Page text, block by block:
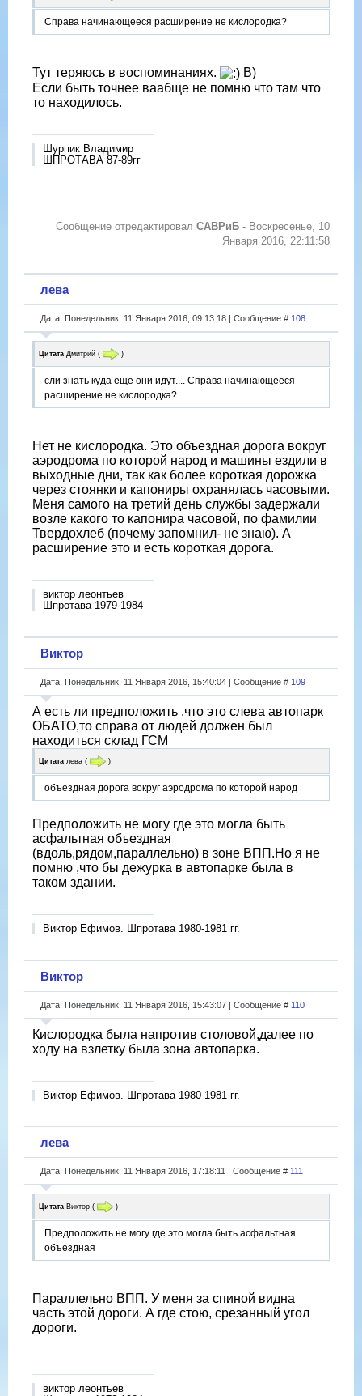
Справа начинающееся расширение не кислородка?
Тут теряюсь в воспоминаниях.
B)
Если быть точнее ваабще не помню что там что
то находилось.
Шурпик Владимир
ШПРОТАВА 87-89гг
Сообщение отредактировал САВРиБ - Воскресенье, 10
Января 2016, 22:11:58
лева
Дата: Понедельник, 11 Января 2016, 09:13:18 | Сообщение # 108
Цитата Дмитрий ( )
сли знать куда еще они идут.... Справа начинающееся
расширение не кислородка?
Нет не кислородка. Это объездная дорога вокруг
аэродрома по которой народ и машины ездили в
выходные дни, так как более короткая дорожка
через стоянки и капониры охранялась часовыми.
Меня самого на третий день службы задержали
возле какого то капонира часовой, по фамилии
Твердохлеб (почему запомнил- не знаю). А
расширение это и есть короткая дорога.
виктор леонтьев
Шпротава 1979-1984
Виктор
Дата: Понедельник, 11 Января 2016, 15:40:04 | Сообщение # 109
А есть ли предположить ,что это слева автопарк
ОБАТО,то справа от людей должен был
находиться склад ГСМ
Цитата лева ( )
объездная дорога вокруг аэродрома по которой народ
Предположить не могу где это могла быть
асфальтная объездная
(вдоль,рядом,параллельно) в зоне ВПП.Но я не
помню ,что бы дежурка в автопарке была в
таком здании.
Виктор Ефимов. Шпротава 1980-1981 гг.
Виктор
Дата: Понедельник, 11 Января 2016, 15:43:07 | Сообщение # 110
Кислородка была напротив столовой,далее по
ходу на взлетку была зона автопарка.
Виктор Ефимов. Шпротава 1980-1981 гг.
лева
Дата: Понедельник, 11 Января 2016, 17:18:11 | Сообщение # 111
Цитата Виктор ( )
Предположить не могу где это могла быть асфальтная
объездная
Параллельно ВПП. У меня за спиной видна
часть этой дороги. А где стою, срезанный угол
дороги.
виктор леонтьев